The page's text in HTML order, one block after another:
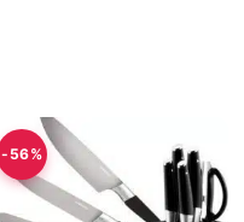
-56%